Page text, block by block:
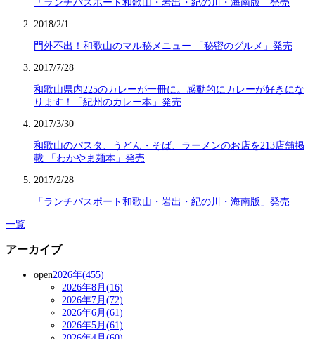
「ランチパスポート和歌山・岩出・紀の川・海南版」発売
2018/2/1
門外不出！和歌山のマル秘メニュー 「秘密のグルメ」発売
2017/7/28
和歌山県内225のカレーが一冊に。感動的にカレーが好きにな
ります！「紀州のカレー本」発売
2017/3/30
和歌山のパスタ、うどん・そば、ラーメンのお店を213店舗掲
載 「わかやま麺本」発売
2017/2/28
「ランチパスポート和歌山・岩出・紀の川・海南版」発売
一覧
アーカイブ
open2026年(455)
2026年8月(16)
2026年7月(72)
2026年6月(61)
2026年5月(61)